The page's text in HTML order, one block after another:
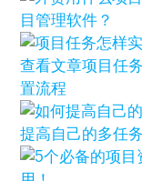
目管理软件？
查看文章项目任
置流程
提高自己的多任